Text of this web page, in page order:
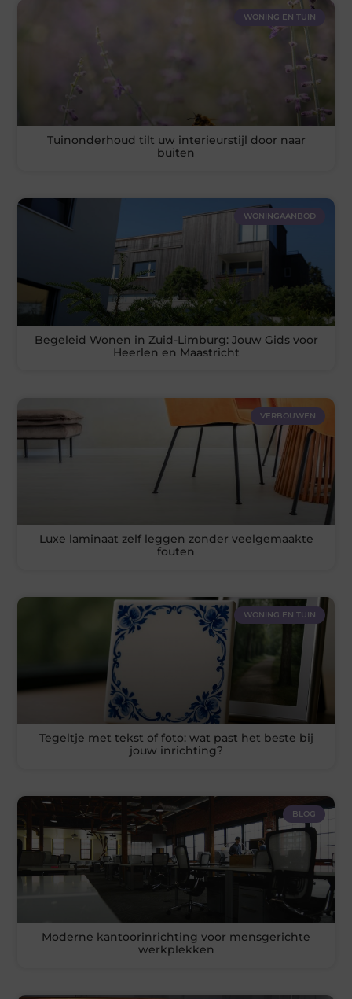
WONING EN TUIN
Tuinonderhoud tilt uw interieurstijl door naar
buiten
WONINGAANBOD
Begeleid Wonen in Zuid-Limburg: Jouw Gids voor
Heerlen en Maastricht
VERBOUWEN
Luxe laminaat zelf leggen zonder veelgemaakte
fouten
WONING EN TUIN
Tegeltje met tekst of foto: wat past het beste bij
jouw inrichting?
BLOG
Moderne kantoorinrichting voor mensgerichte
werkplekken